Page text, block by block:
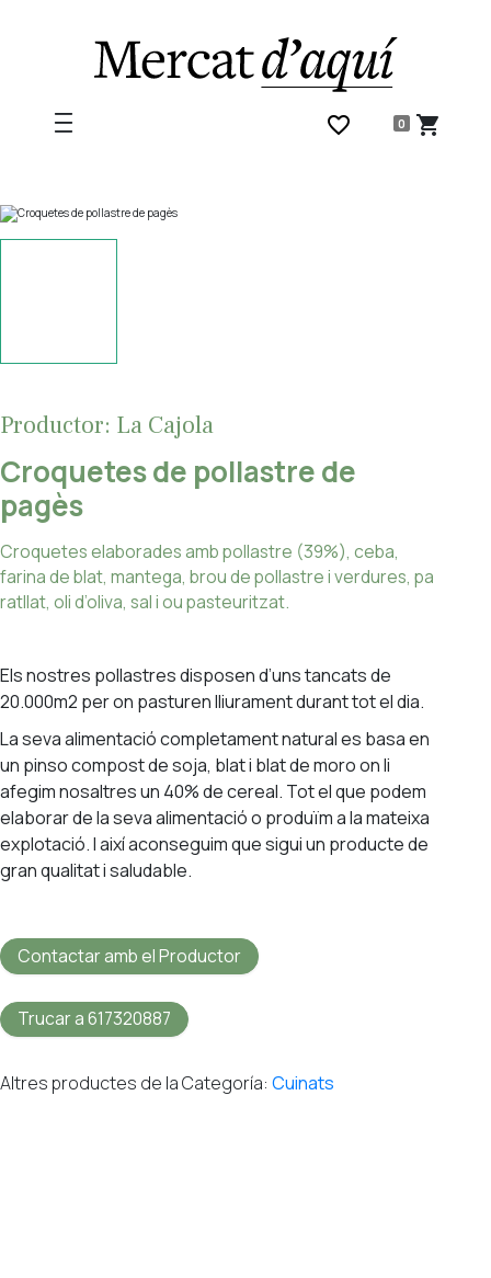
favorite_border 0 shopping_cart
Productor: La Cajola
Croquetes de pollastre de
pagès
Croquetes elaborades amb pollastre (39%), ceba,
farina de blat, mantega, brou de pollastre i verdures, pa
ratllat, oli d’oliva, sal i ou pasteuritzat.
Els nostres pollastres disposen d’uns tancats de
20.000m2 per on pasturen lliurament durant tot el dia.
La seva alimentació completament natural es basa en
un pinso compost de soja, blat i blat de moro on li
afegim nosaltres un 40% de cereal. Tot el que podem
elaborar de la seva alimentació o produïm a la mateixa
explotació. I així aconseguim que sigui un producte de
gran qualitat i saludable.
Contactar amb el Productor
Trucar a 617320887
Altres productes de la Categoría: Cuinats